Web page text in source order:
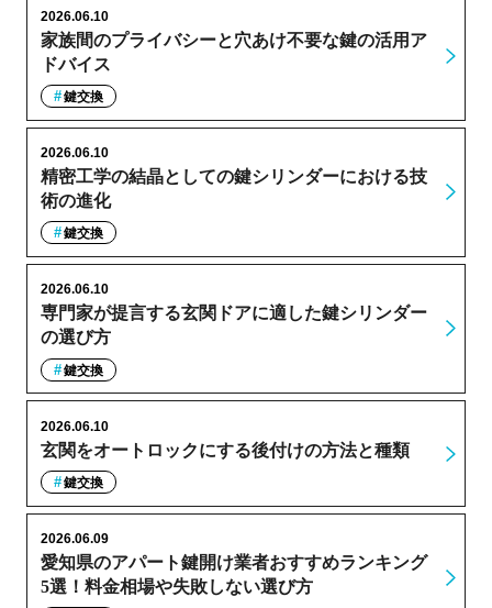
家族間のプライバシーと穴あけ不要な鍵の活用ア
ドバイス
2026.06.10
鍵交換
精密工学の結晶としての鍵シリンダーにおける技
術の進化
2026.06.10
鍵交換
専門家が提言する玄関ドアに適した鍵シリンダー
の選び方
2026.06.10
鍵交換
玄関をオートロックにする後付けの方法と種類
2026.06.10
鍵交換
愛知県のアパート鍵開け業者おすすめランキング
5選！料金相場や失敗しない選び方
2026.06.09